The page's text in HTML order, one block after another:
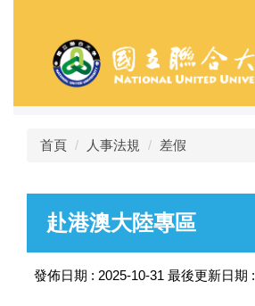
容
首頁 人事法規 差假
赴港澳大陸專區
發佈日期 : 2025-10-31 最後更新日期 :